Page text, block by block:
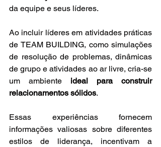
da equipe e seus líderes.
Ao incluir líderes em atividades práticas
de TEAM BUILDING, como simulações
de resolução de problemas, dinâmicas
de grupo e atividades ao ar livre, cria-se
um ambiente ideal para construir
relacionamentos sólidos.
Essas experiências fornecem
informações valiosas sobre diferentes
estilos de liderança, incentivam a